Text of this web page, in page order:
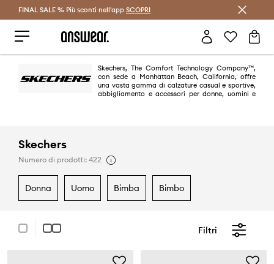
Risparmia con Answear Club >
FINAL SALE % Più sconti nell'app SCOPRI
Skechers, The Comfort Technology Company™,
con sede a Manhattan Beach, California, offre
una vasta gamma di calzature casual e sportive,
abbigliamento e accessori per donne, uomini e
Gowalk e Arch Fit.
Skechers
Numero di prodotti: 422
donna uomo bimba bimbo
Filtri